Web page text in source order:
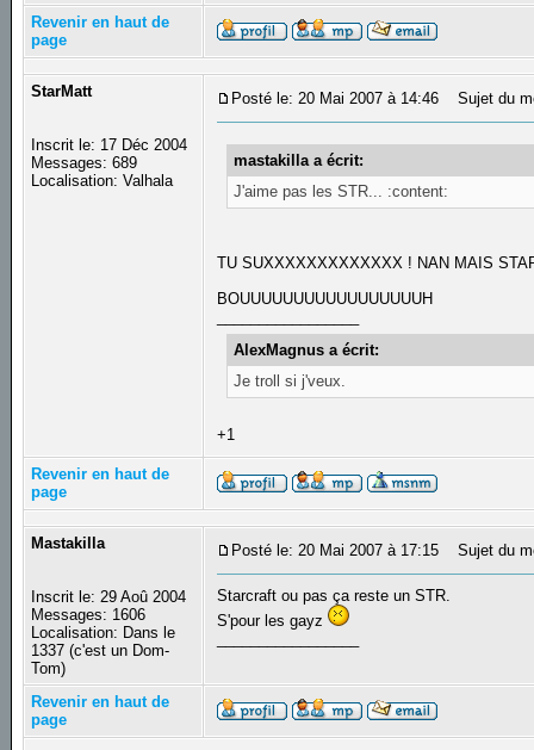
Revenir en haut de
page
StarMatt
Inscrit le: 17 Déc 2004
Messages: 689
Localisation: Valhala
Posté le: 20 Mai 2007 à 14:46 Sujet du
mastakilla a écrit:
J'aime pas les STR... :content:
TU SUXXXXXXXXXXXXX ! NAN MAIS
BOUUUUUUUUUUUUUUUUUH
AlexMagnus a écrit:
Je troll si j'veux.
+1
Revenir en haut de
page
Mastakilla
Inscrit le: 29 Aoû 2004
Messages: 1606
Localisation: Dans le
1337 (c'est un Dom-
Tom)
Posté le: 20 Mai 2007 à 17:15 Sujet du
Starcraft ou pas ça reste un STR.
S'pour les gayz
Revenir en haut de
page